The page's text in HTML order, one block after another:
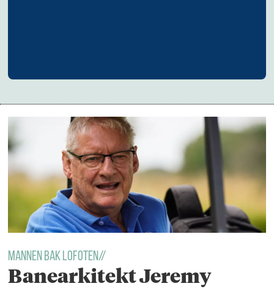
MANNEN BAK LOFOTEN//
Banearkitekt Jeremy